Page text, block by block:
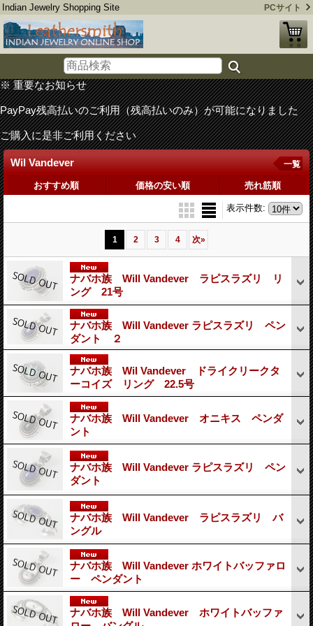
Indian Jewelry Shopping Site PCサイト
※ 重要なお知らせ
PayPay残高払いのご利用（残高払いのみ）が可能になりました
ご購入に是非ご利用ください
Wil Vandever 一覧
おすすめ順 価格の安い順 売れ筋順
表示件数:
1 2 3 4 次»
ナバホ族 Will Vandever ラピスラズリ リ
ング 21号
ナバホ族 Will Vandever ラピスラズリ ペン
ダント ２
ナバホ族 Wil Vandever ドライクリークタ
ーコイズ リング 22.5号
ナバホ族 Will Vandever オニキス ペンダ
ント
ナバホ族 Will Vandever ラピスラズリ ペン
ダント
ナバホ族 Will Vandever ラピスラズリ バ
ングル
ナバホ族 Will Vandever ホワイトバッファロ
ー ペンダント
ナバホ族 Will Vandever ホワイトバッファ